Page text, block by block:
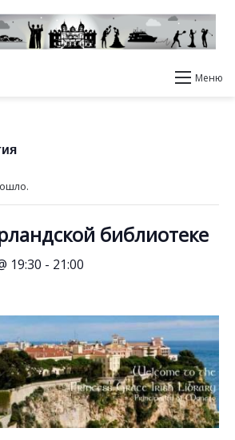
Меню
библиотеке
19:30 - 21:00